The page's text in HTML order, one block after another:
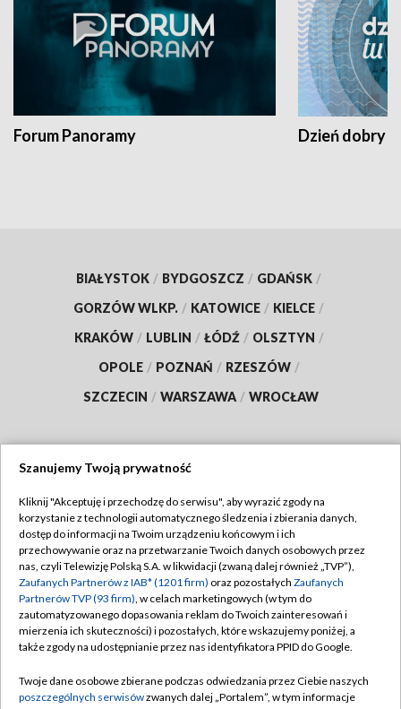
Forum Panoramy Dzień dobry
BIAŁYSTOK / BYDGOSZCZ / GDAŃSK /
GORZÓW WLKP. / KATOWICE / KIELCE /
KRAKÓW / LUBLIN / ŁÓDŹ / OLSZTYN /
OPOLE / POZNAŃ / RZESZÓW /
SZCZECIN / WARSZAWA / WROCŁAW
TVP
Abonament TVP
Emisja w TVP
Centrum informacji TVP
Naziemna Telewizja Cyfrowa
Rada Programowa
Regulamin TVP
Polityka prywatności
Moje zgody
Pomoc
Kontakt
Szanujemy Twoją prywatność
Kliknij "Akceptuję i przechodzę do serwisu", aby wyrazić zgody na
korzystanie z technologii automatycznego śledzenia i zbierania danych,
dostęp do informacji na Twoim urządzeniu końcowym i ich
przechowywanie oraz na przetwarzanie Twoich danych osobowych przez
nas, czyli Telewizję Polską S.A. w likwidacji (zwaną dalej również „TVP”),
Zaufanych Partnerów z IAB* (1201 firm) oraz pozostałych Zaufanych
Partnerów TVP (93 firm), w celach marketingowych (w tym do
zautomatyzowanego dopasowania reklam do Twoich zainteresowań i
mierzenia ich skuteczności) i pozostałych, które wskazujemy poniżej, a
także zgody na udostępnianie przez nas identyfikatora PPID do Google.
Twoje dane osobowe zbierane podczas odwiedzania przez Ciebie naszych
poszczególnych serwisówzwanych dalej „Portalem”, w tym informacje